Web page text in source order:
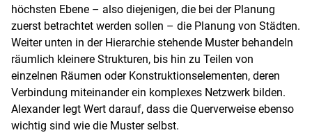
höchsten Ebene – also diejenigen, die bei der Planung
zuerst betrachtet werden sollen – die Planung von Städten.
Weiter unten in der Hierarchie stehende Muster behandeln
räumlich kleinere Strukturen, bis hin zu Teilen von
einzelnen Räumen oder Konstruktionselementen, deren
Verbindung miteinander ein komplexes Netzwerk bilden.
Alexander legt Wert darauf, dass die Querverweise ebenso
wichtig sind wie die Muster selbst.